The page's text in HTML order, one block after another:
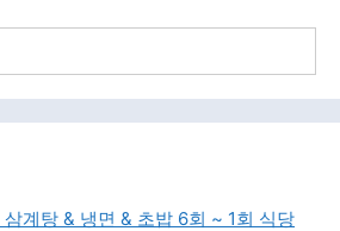
계탕 & 냉면 & 초밥 6회 ~ 1회 식당